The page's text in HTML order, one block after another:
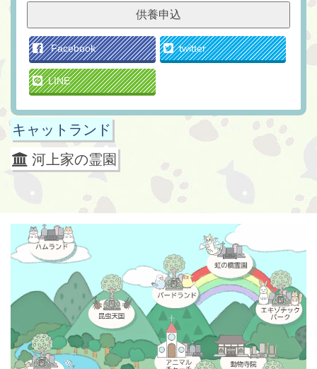
供養申込
Facebook twitter
LINE
キャットランド
河上家の霊園